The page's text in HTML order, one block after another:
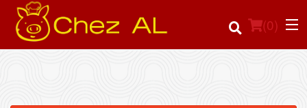
(0)